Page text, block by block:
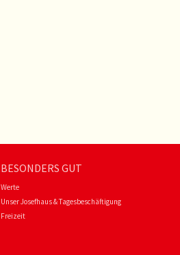
BESONDERS GUT
Werte
Unser Josefhaus & Tagesbeschäftigung
Freizeit